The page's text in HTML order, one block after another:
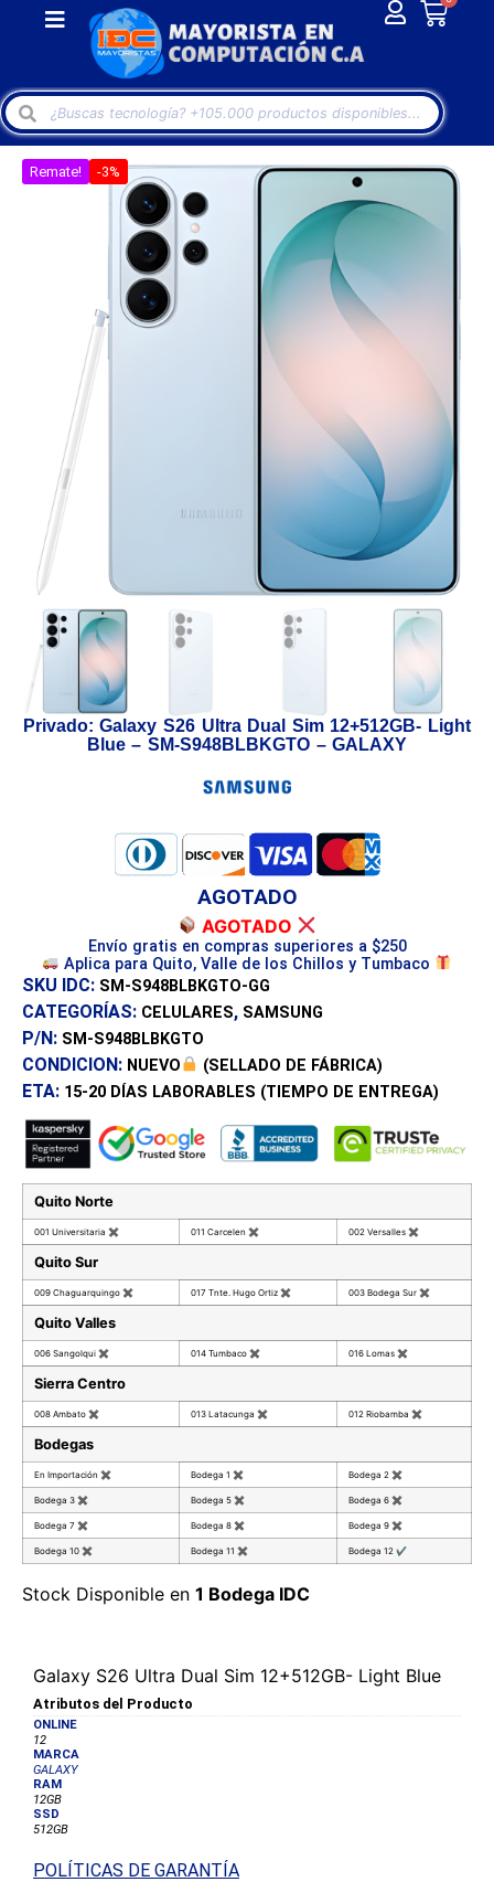
Remate! -3%
Privado: Galaxy S26 Ultra Dual Sim 12+512GB- Light
Blue – SM-S948BLBKGTO – GALAXY
AGOTADO
AGOTADO
Envío gratis en compras superiores a $250
Aplica para Quito, Valle de los Chillos y Tumbaco
SKU IDC: SM-S948BLBKGTO-GG
CATEGORÍAS: CELULARES, SAMSUNG
P/N: SM-S948BLBKGTO
CONDICION: NUEVO (SELLADO DE FÁBRICA)
ETA: 15-20 DÍAS LABORABLES (TIEMPO DE ENTREGA)
Quito Norte
001 Universitaria ✖ 011 Carcelen ✖ 002 Versalles ✖
Quito Sur
009 Chaguarquingo ✖ 017 Tnte. Hugo Ortiz ✖ 003 Bodega Sur ✖
Quito Valles
006 Sangolqui ✖ 014 Tumbaco ✖ 016 Lomas ✖
Sierra Centro
008 Ambato ✖ 013 Latacunga ✖ 012 Riobamba ✖
Bodegas
En Importación ✖ Bodega 1 ✖ Bodega 2 ✖
Bodega 3 ✖ Bodega 5 ✖ Bodega 6 ✖
Bodega 7 ✖ Bodega 8 ✖ Bodega 9 ✖
Bodega 10 ✖ Bodega 11 ✖ Bodega 12 ✔
Stock Disponible en 1 Bodega IDC
Galaxy S26 Ultra Dual Sim 12+512GB- Light Blue
Atributos del Producto
ONLINE
12
MARCA
GALAXY
RAM
12GB
SSD
512GB
POLÍTICAS DE GARANTÍA